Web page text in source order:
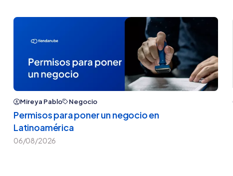
Mireya Pablo Negocio
Permisos para poner un negocio en
Latinoamérica
06/08/2026